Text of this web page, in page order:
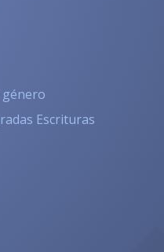
Escrituras